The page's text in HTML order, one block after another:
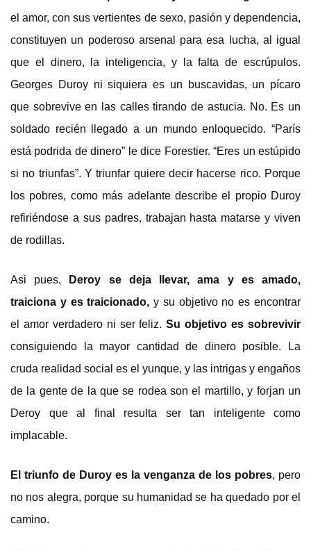
el amor, con sus vertientes de sexo, pasión y dependencia,
constituyen un poderoso arsenal para esa lucha, al igual
que el dinero, la inteligencia, y la falta de escrúpulos.
Georges Duroy ni siquiera es un buscavidas, un pícaro
que sobrevive en las calles tirando de astucia. No. Es un
soldado recién llegado a un mundo enloquecido. “París
está podrida de dinero” le dice Forestier. “Eres un estúpido
si no triunfas”. Y triunfar quiere decir hacerse rico. Porque
los pobres, como más adelante describe el propio Duroy
refiriéndose a sus padres, trabajan hasta matarse y viven
de rodillas.
Asi pues,
Deroy se deja llevar, ama y es amado,
traiciona y es traicionado, y su objetivo no es encontrar
el amor verdadero ni ser feliz.Su objetivo es sobrevivir
consiguiendo la mayor cantidad de dinero posible. La
cruda realidad social es el yunque, y las intrigas y engaños
de la gente de la que se rodea son el martillo, y forjan un
Deroy que al final resulta ser tan inteligente como
implacable.
El triunfo de Duroy es la venganza de los pobres, pero
no nos alegra, porque su humanidad se ha quedado por el
camino.